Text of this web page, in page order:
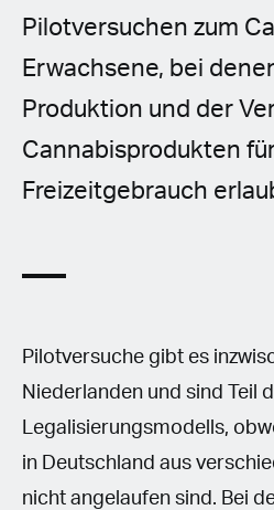
Pilotversuchen zum
Erwachsene, bei
Produktion und der
Cannabisprodukten
Freizeitgebrauch
Pilotversuche gibt es
Niederlanden und sind Teil
Legalisierungsmodells,
in Deutschland aus
nicht angelaufen sind. Bei